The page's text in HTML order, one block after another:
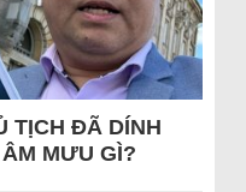
TỊCH ĐÃ DÍNH
MƯU GÌ?